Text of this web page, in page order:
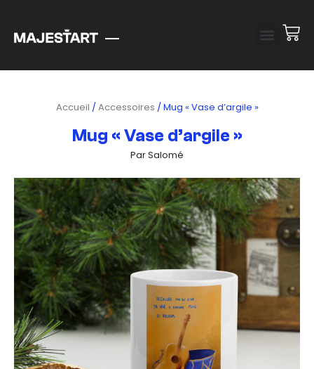
Accueil /Accessoires / Mug « Vase d’argile »
Mug « Vase d’argile »
Par Salomé